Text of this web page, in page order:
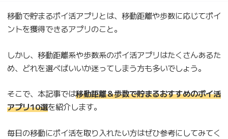
移動で貯まるポイ活アプリとは、移動距離や歩数に応じてポイ
ントを獲得できるアプリのこと。
しかし、移動距離系や歩数系のポイ活アプリはたくさんあるた
め、どれを選べばいいか迷ってしまう方も多いでしょう。
そこで、本記事では移動距離＆歩数で貯まるおすすめのポイ活
アプリ10選を紹介します。
毎日の移動にポイ活を取り入れたい方はぜひ参考にしてみてく